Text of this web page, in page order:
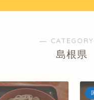
―
島根県